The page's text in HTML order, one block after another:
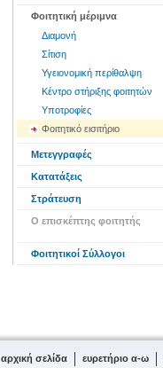
Φοιτητική μέριμνα
Διαμονή
Σίτιση
Υγειονομική περίθαλψη
Κέντρο στήριξης φοιτητών
Υποτροφίες
Φοιτητικό εισιτήριο
Μετεγγραφές
Κατατάξεις
Στράτευση
Ο επισκέπτης φοιτητής
Φοιτητικοί Σύλλογοι
αρχική σελίδα ευρετήριο α-ω